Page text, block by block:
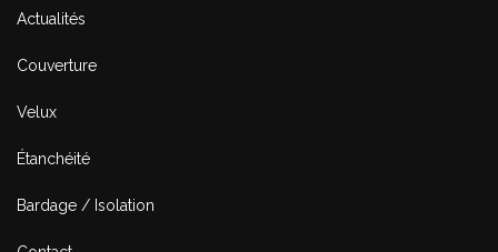
Actualités
Couverture
Velux
Étanchéité
Bardage / Isolation